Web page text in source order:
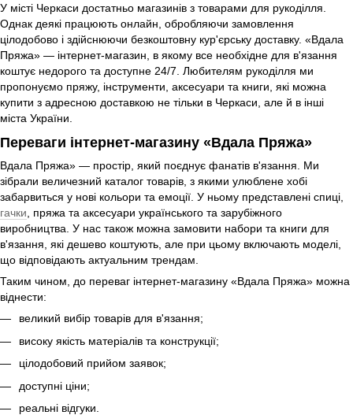
У місті Черкаси достатньо магазинів з товарами для рукоділля.
Однак деякі працюють онлайн, обробляючи замовлення
цілодобово і здійснюючи безкоштовну кур'єрську доставку. «Вдала
Пряжа» — інтернет-магазин, в якому все необхідне для в'язання
коштує недорого та доступне 24/7. Любителям рукоділля ми
пропонуємо пряжу, інструменти, аксесуари та книги, які можна
купити з адресною доставкою не тільки в Черкаси, але й в інші
міста України.
Переваги інтернет-магазину «Вдала Пряжа»
Вдала Пряжа» — простір, який поєднує фанатів в'язання. Ми
зібрали величезний каталог товарів, з якими улюблене хобі
забарвиться у нові кольори та емоції. У ньому представлені спиці,
гачки, пряжа та аксесуари українського та зарубіжного
виробництва. У нас також можна замовити набори та книги для
в'язання, які дешево коштують, але при цьому включають моделі,
що відповідають актуальним трендам.
Таким чином, до переваг інтернет-магазину «Вдала Пряжа» можна
віднести:
великий вибір товарів для в'язання;
високу якість матеріалів та конструкції;
цілодобовий прийом заявок;
доступні ціни;
реальні відгуки.